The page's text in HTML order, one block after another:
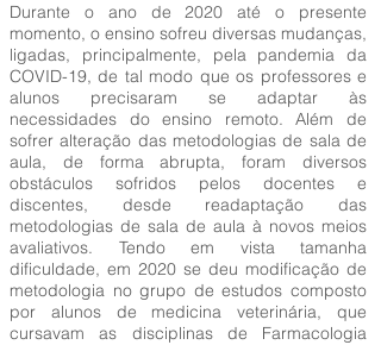
Durante o ano de 2020 até o presente
momento, o ensino sofreu diversas mudanças,
ligadas, principalmente, pela pandemia da
COVID-19, de tal modo que os professores e
alunos precisaram se adaptar às
necessidades do ensino remoto. Além de
sofrer alteração das metodologias de sala de
aula, de forma abrupta, foram diversos
obstáculos sofridos pelos docentes e
discentes, desde readaptação das
metodologias de sala de aula à novos meios
avaliativos. Tendo em vista tamanha
dificuldade, em 2020 se deu modificação de
metodologia no grupo de estudos composto
por alunos de medicina veterinária, que
cursavam as disciplinas de Farmacologia